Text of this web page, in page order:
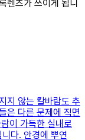
렌즈가 쓰이게 됩니
지 않는 칼바람도 추
은 다른 문제에 직면
이 가득한 실내로
다. 안경에 뿌연